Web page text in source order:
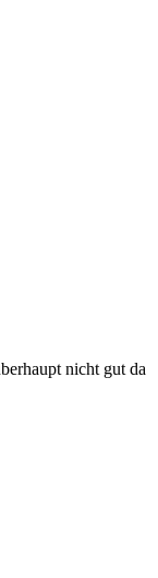
nicht gut da